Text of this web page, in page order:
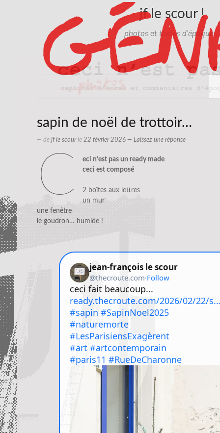
jf le scour !
photos et textes d'époque…
sapin de noël de trottoir…
— de jf le scourle 22 février 2026 — Laissez une réponse
c
eci n’est pas un ready made
ceci est composé
2 boîtes aux lettres
un mur
une fenêtre
le goudron… humide !